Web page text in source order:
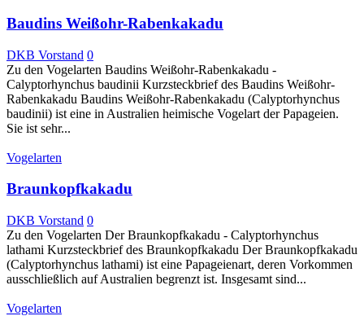
Baudins Weißohr-Rabenkakadu
DKB Vorstand 0
Zu den Vogelarten Baudins Weißohr-Rabenkakadu -
Calyptorhynchus baudinii Kurzsteckbrief des Baudins Weißohr-
Rabenkakadu Baudins Weißohr-Rabenkakadu (Calyptorhynchus
baudinii) ist eine in Australien heimische Vogelart der Papageien.
Sie ist sehr...
Vogelarten
Braunkopfkakadu
DKB Vorstand 0
Zu den Vogelarten Der Braunkopfkakadu - Calyptorhynchus
lathami Kurzsteckbrief des Braunkopfkakadu Der Braunkopfkakadu
(Calyptorhynchus lathami) ist eine Papageienart, deren Vorkommen
ausschließlich auf Australien begrenzt ist. Insgesamt sind...
Vogelarten